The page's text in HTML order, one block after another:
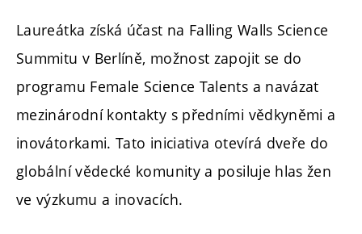
Laureátka získá účast na Falling Walls Science
Summitu v Berlíně, možnost zapojit se do
programu Female Science Talents a navázat
mezinárodní kontakty s předními vědkyněmi a
inovátorkami. Tato iniciativa otevírá dveře do
globální vědecké komunity a posiluje hlas žen
ve výzkumu a inovacích.